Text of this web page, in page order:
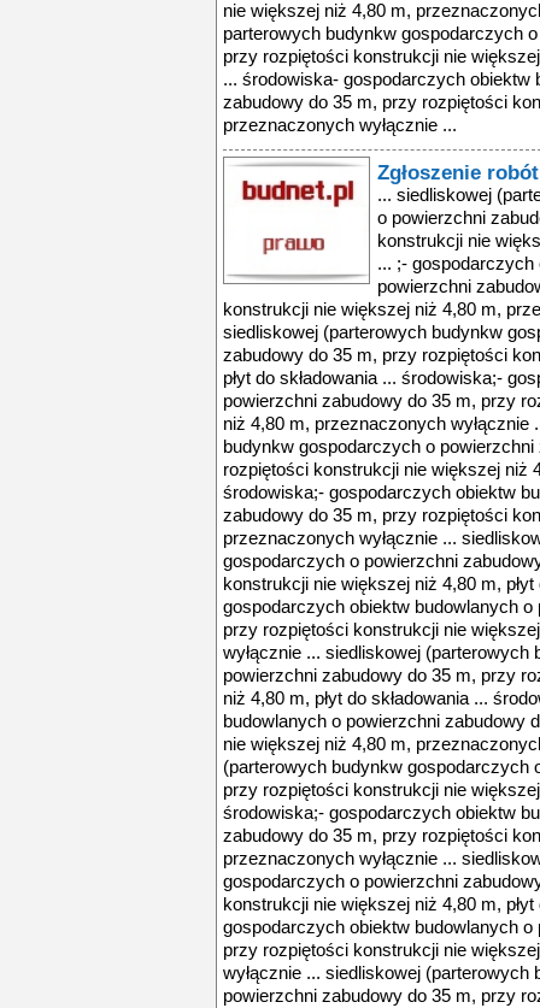
nie większej niż 4,80 m,
parterowych budynkw gospodarczych
przy rozpiętości konstrukcji nie
... środowiska- gospodarczych obiektw
zabudowy do 35 m, przy rozpiętości
przeznaczonych wyłącznie ...
Zgłoszenie
... siedliskowej
o powierzchni
konstrukcji nie
... ;- gospodarczych
powierzchni
konstrukcji nie większej niż 4,80 m,
siedliskowej (parterowych budynkw
zabudowy do 35 m, przy rozpiętości
płyt do składowania ... środowiska;-
powierzchni zabudowy do 35 m, przy
niż 4,80 m, przeznaczonych wyłącznie
budynkw gospodarczych o
rozpiętości konstrukcji nie większej niż
środowiska;- gospodarczych obiektw
zabudowy do 35 m, przy rozpiętości
przeznaczonych wyłącznie ...
gospodarczych o powierzchni
konstrukcji nie większej niż 4,80 m,
gospodarczych obiektw budowlanych
przy rozpiętości konstrukcji nie
wyłącznie ... siedliskowej
powierzchni zabudowy do 35 m, przy
niż 4,80 m, płyt do składowania ...
budowlanych o powierzchni zabudowy
nie większej niż 4,80 m,
(parterowych budynkw gospodarczych
przy rozpiętości konstrukcji nie
środowiska;- gospodarczych obiektw
zabudowy do 35 m, przy rozpiętości
przeznaczonych wyłącznie ...
gospodarczych o powierzchni
konstrukcji nie większej niż 4,80 m,
gospodarczych obiektw budowlanych
przy rozpiętości konstrukcji nie
wyłącznie ... siedliskowej
powierzchni zabudowy do 35 m, przy